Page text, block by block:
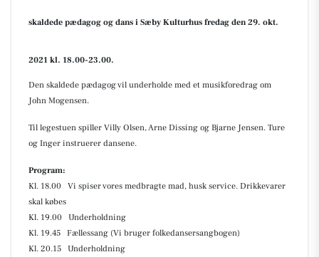
skaldede pædagog og dans i Sæby Kulturhus fredag den 29. okt.
2021 kl. 18.00-23.00.
Den skaldede pædagog vil underholde med et musikforedrag om
John Mogensen.
Til legestuen spiller Villy Olsen, Arne Dissing og Bjarne Jensen. Ture
og Inger instruerer dansene.
Program:
Kl. 18.00 Vi spiser vores medbragte mad, husk service. Drikkevarer
skal købes
Kl. 19.00 Underholdning
Kl. 19.45 Fællessang (Vi bruger folkedansersangbogen)
Kl. 20.15 Underholdning